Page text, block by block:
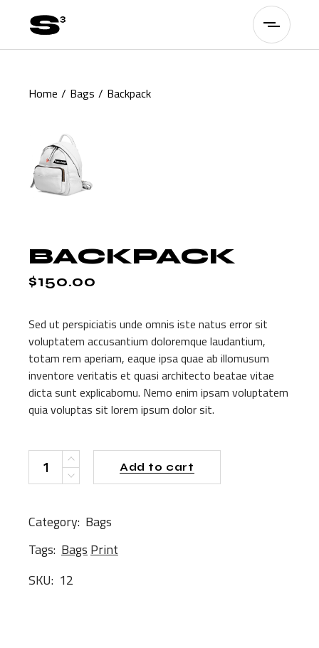
content
Home Bags Backpack
BACKPACK
$150.00
Sed ut perspiciatis unde omnis iste natus error sit
voluptatem accusantium doloremque laudantium,
totam rem aperiam, eaque ipsa quae ab illomusum
inventore veritatis et quasi architecto beatae vitae
dicta sunt explicabomu. Nemo enim ipsam voluptatem
quia voluptas sit lorem ipsum dolor sit.
Backpack quantity
Add to cart
Category: Bags
Tags: Bags Print
SKU: 12